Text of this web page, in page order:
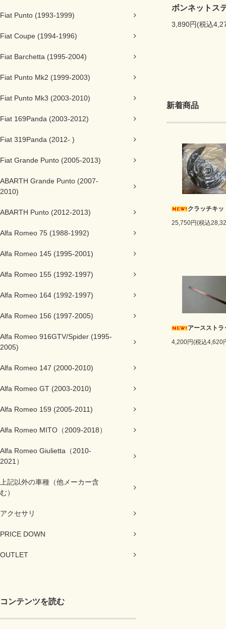
Fiat Punto (1993-1999)
Fiat Coupe (1994-1996)
Fiat Barchetta (1995-2004)
Fiat Punto Mk2 (1999-2003)
Fiat Punto Mk3 (2003-2010)
Fiat 169Panda (2003-2012)
Fiat 319Panda (2012- )
Fiat Grande Punto (2005-2013)
ABARTH Grande Punto (2007-
2010)
ABARTH Punto (2012-2013)
Alfa Romeo 75 (1988-1992)
Alfa Romeo 145 (1995-2001)
Alfa Romeo 155 (1992-1997)
Alfa Romeo 164 (1992-1997)
Alfa Romeo 156 (1997-2005)
Alfa Romeo 916GTV/Spider (1995-
2005)
Alfa Romeo 147 (2000-2010)
Alfa Romeo GT (2003-2010)
Alfa Romeo 159 (2005-2011)
Alfa Romeo MITO（2009-2018）
Alfa Romeo Giulietta（2010-
2021）
上記以外の車種（他メーカー含
む）
アクセサリ
PRICE DOWN
OUTLET
コンテンツを読む
ボンネットス
3,890円(税込
新着商品
クラッチキッ
25,750円(税込
アースストラ
4,200円(税込4,620